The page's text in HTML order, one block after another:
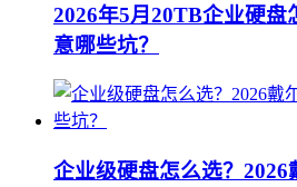
2026年5月20TB企业硬盘
意哪些坑？
企业级硬盘怎么选？